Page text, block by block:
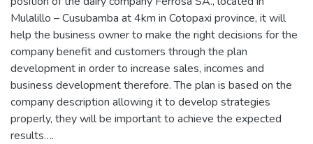
Mulalillo – Cusubamba at 4km in Cotopaxi province, it will
help the business owner to make the right decisions for the
company benefit and customers through the plan
development in order to increase sales, incomes and
business development therefore. The plan is based on the
company description allowing it to develop strategies
properly, they will be important to achieve the expected
results….